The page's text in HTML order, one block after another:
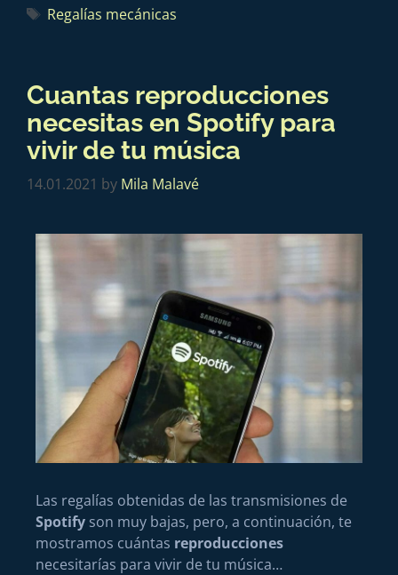
Regalías mecánicas
Cuantas reproducciones
necesitas en Spotify para
vivir de tu música
14.01.2021 by Mila Malavé
Las regalías obtenidas de las transmisiones de
Spotify son muy bajas, pero, a continuación, te
mostramos cuántas reproducciones
necesitarías para vivir de tu música…